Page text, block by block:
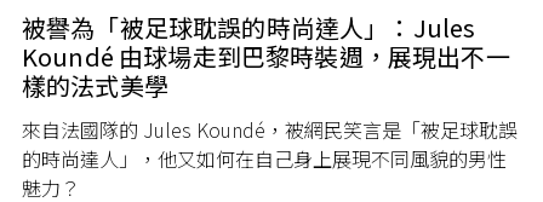
被譽為「被足球耽誤的時尚達人」：Jules
Koundé 由球場走到巴黎時裝週，展現出不一
樣的法式美學
來自法國隊的 Jules Koundé，被網民笑言是「被足球耽誤
的時尚達人」，他又如何在自己身上展現不同風貌的男性
魅力？